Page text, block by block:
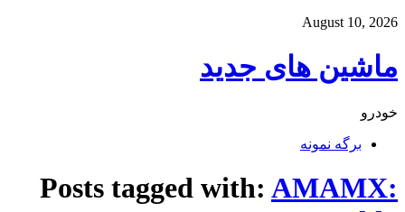
August 10, 2026
ماشین های جدید
خودرو
برگه نمونه
Posts tagged with: AMAMX: